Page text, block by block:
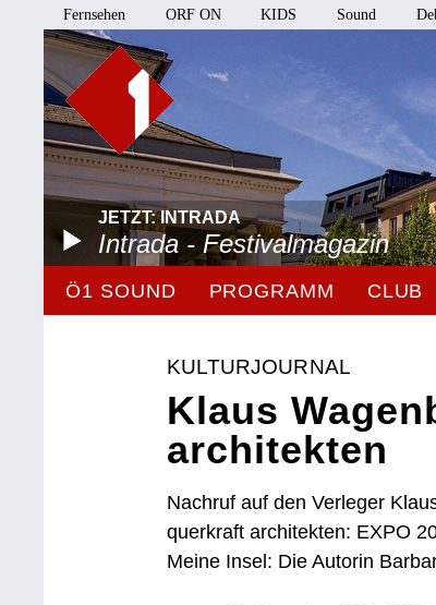
Fernsehen ORF ON KIDS Sound
JETZT: INTRADA
Intrada - Festivalmagazin
Ö1 SOUND PROGRAMM CLUB
KULTURJOURNAL
Klaus
architekten
Nachruf auf den Verleger
querkraft architekten: EXPO
Meine Insel: Die Autorin